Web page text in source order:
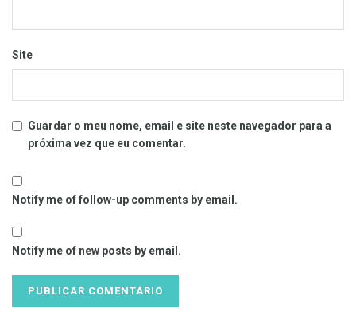
Site
Guardar o meu nome, email e site neste navegador para a
próxima vez que eu comentar.
Notify me of follow-up comments by email.
Notify me of new posts by email.